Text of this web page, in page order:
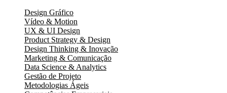
Design Gráfico
Vídeo & Motion
UX & UI Design
Product Strategy & Design
Design Thinking & Inovação
Marketing & Comunicação
Data Science & Analytics
Gestão de Projeto
Metodologias Ágeis